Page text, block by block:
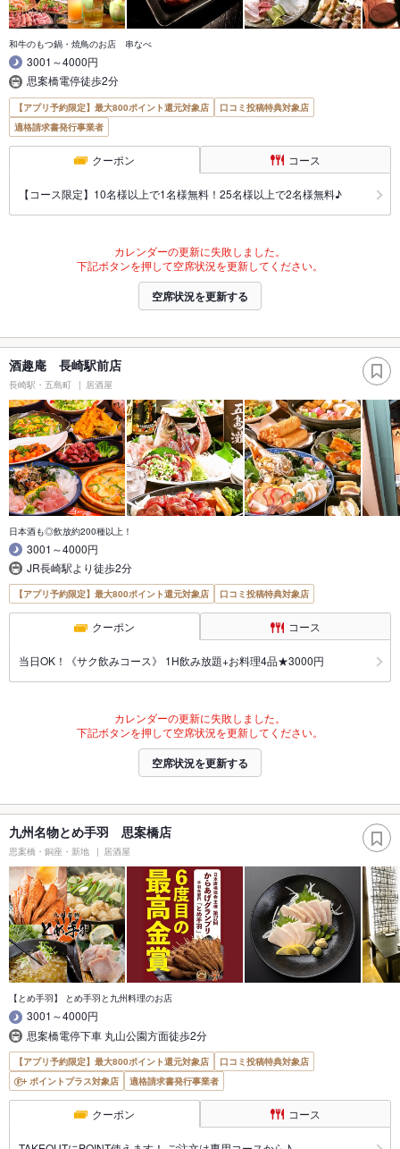
和牛のもつ鍋・焼鳥のお店 串なべ
3001～4000円
思案橋電停徒歩2分
【アプリ予約限定】最大800ポイント還元対象店
口コミ投稿特典対象店
適格請求書発行事業者
クーポン コース
【コース限定】10名様以上で1名様無料！25名様以上で2名様無料♪
カレンダーの更新に失敗しました。
下記ボタンを押して空席状況を更新してください。
空席状況を更新する
酒趣庵 長崎駅前店
長崎駅・五島町 居酒屋
日本酒も◎飲放約200種以上！
3001～4000円
JR長崎駅より徒歩2分
【アプリ予約限定】最大800ポイント還元対象店 口コミ投稿特典対象店
クーポン コース
当日OK！《サク飲みコース》 1H飲み放題+お料理4品★3000円
カレンダーの更新に失敗しました。
下記ボタンを押して空席状況を更新してください。
空席状況を更新する
九州名物とめ手羽 思案橋店
思案橋・銅座・新地 居酒屋
【とめ手羽】 とめ手羽と九州料理のお店
3001～4000円
思案橋電停下車 丸山公園方面徒歩2分
【アプリ予約限定】最大800ポイント還元対象店
口コミ投稿特典対象店
ポイントプラス対象店
適格請求書発行事業者
クーポン コース